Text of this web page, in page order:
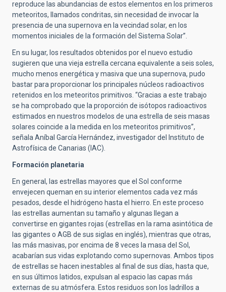
reproduce las abundancias de estos elementos en los primeros
meteoritos, llamados condritas, sin necesidad de invocar la
presencia de una supernova en la vecindad solar, en los
momentos iniciales de la formación del Sistema Solar”.
En su lugar, los resultados obtenidos por el nuevo estudio
sugieren que una vieja estrella cercana equivalente a seis soles,
mucho menos energética y masiva que una supernova, pudo
bastar para proporcionar los principales núcleos radioactivos
retenidos en los meteoritos primitivos. “Gracias a este trabajo
se ha comprobado que la proporción de isótopos radioactivos
estimados en nuestros modelos de una estrella de seis masas
solares coincide a la medida en los meteoritos primitivos”,
señala Aníbal García Hernández, investigador del Instituto de
Astrofísica de Canarias (IAC).
Formación planetaria
En general, las estrellas mayores que el Sol conforme
envejecen queman en su interior elementos cada vez más
pesados, desde el hidrógeno hasta el hierro. En este proceso
las estrellas aumentan su tamaño y algunas llegan a
convertirse en gigantes rojas (estrellas en la rama asintótica de
las gigantes o AGB de sus siglas en inglés), mientras que otras,
las más masivas, por encima de 8 veces la masa del Sol,
acabarían sus vidas explotando como supernovas. Ambos tipos
de estrellas se hacen inestables al final de sus días, hasta que,
en sus últimos latidos, expulsan al espacio las capas más
externas de su atmósfera. Estos residuos son los ladrillos a